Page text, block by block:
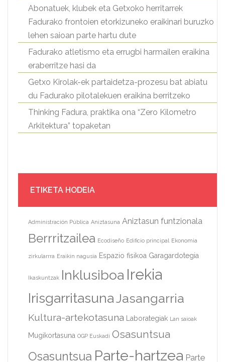
Abonatuek, klubek eta Getxoko herritarrek
Fadurako frontoien etorkizuneko eraikinari buruzko
lehen saioan parte hartu dute
Fadurako atletismo eta errugbi harmailen eraikina
eraberritze hasi da
Getxo Kirolak-ek partaidetza-prozesu bat abiatu
du Fadurako pilotalekuen eraikina berritzeko
Thinking Fadura, praktika ona “Zero Kilometro
Arkitektura” topaketan
ETIKETA HODEIA
Administración Pública Aniztasuna Aniztasun funtzionala
Berrritzailea Ecodiseño Edificio principal Ekonomia
zirkularrra Eraikin nagusia Espazio fisikoa Garagardotegia
Ikaskuntzak Inklusiboa Irekia
IrisgarritasunaJasangarria
Kultura-artekotasuna Laborategiak Lan saioak
Mugikortasuna OGP Euskadi Osasuntsua
Osasuntsua Parte-hartzea Parte